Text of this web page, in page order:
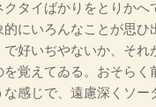
タイばかりをとりか
にいろんなことが思ひ
好いぢやないか、そ
覚えてゐる。おそらく
感じで、遠慮深くソ